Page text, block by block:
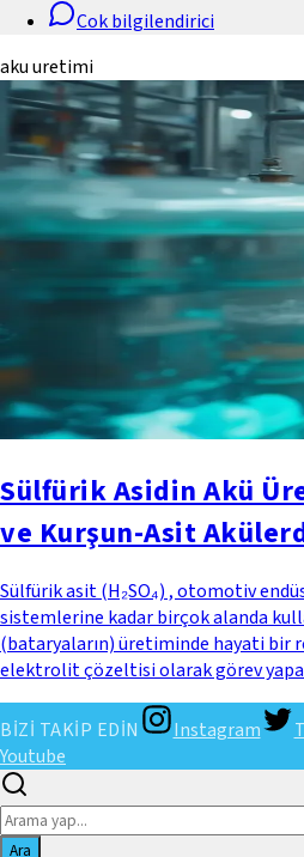
Cok bilgilendirici
aku uretimi
Sülfürik Asidin Akü
ve Kurşun-Asit
Sülfürik asit (H₂SO₄) , otomotiv
sistemlerine kadar birçok alanda
(bataryaların) üretiminde hayati bir
elektrolit çözeltisi olarak görev
BİZİ TAKİP EDİN Instagram
Youtube
Ara